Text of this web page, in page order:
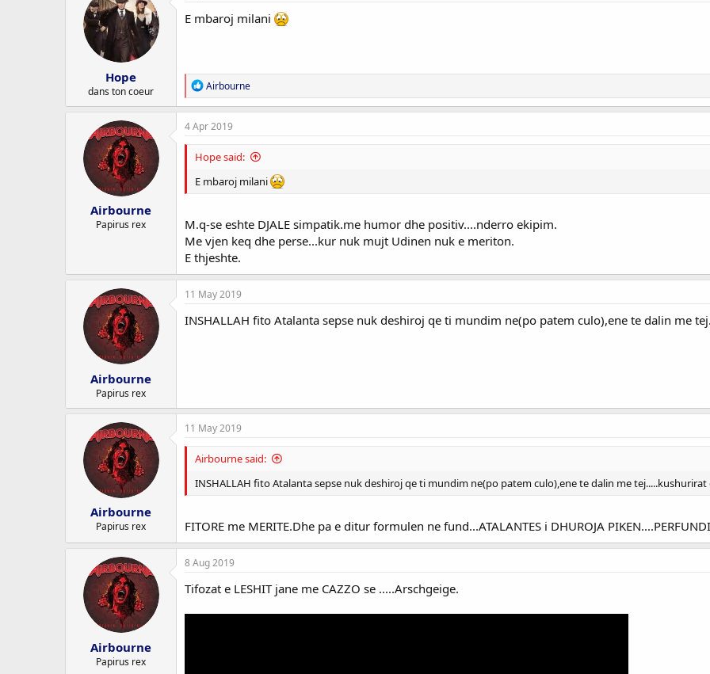
Hope
dans ton coeur
E mbaroj milani
R
e
a
c
o
s
Airbourne
Airbourne
Papirus rex
4 Apr 2019
Hope said:
E mbaroj milani
M.q-se eshte DJALE simpatik.me humor dhe positiv....nderro ekipim.
Me vjen keq dhe perse...kur nuk mujt Udinen nuk e meriton.
E thjeshte.
Airbourne
Papirus rex
11 May 2019
INSHALLAH fito Atalanta sepse nuk deshiroj qe ti mundim ne(po patem culo),ene te dalin me
Airbourne
Papirus rex
11 May 2019
Airbourne said:
INSHALLAH fito Atalanta sepse nuk deshiroj qe ti mundim ne(po patem culo),ene te dalin me tej.....kushurirat
FITORE me MERITE.Dhe pa e ditur formulen ne fund...ATALANTES i DHUROJA
Airbourne
Papirus rex
8 Aug 2019
Tifozat e LESHIT jane me CAZZO se .....Arschgeige.